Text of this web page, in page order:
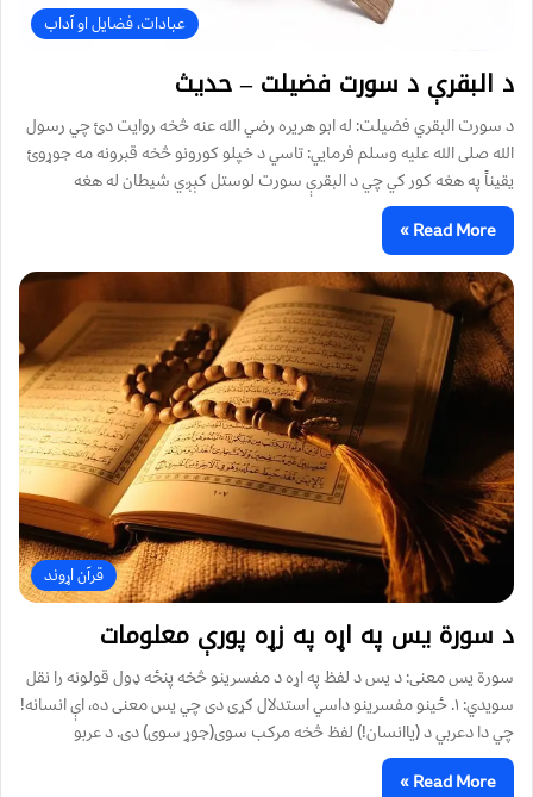
عبادات، فضایل او آداب
د البقرې د سورت فضيلت – حديث
د سورت البقري فضيلت: له ابو هريره رضي الله عنه څخه روايت دئ چي رسول
الله صلی الله عليه وسلم فرمايي: تاسي د خپلو کورونو څخه قبرونه مه جوړوئ
يقيناً په هغه کور کي چي د البقرې سورت لوستل کېږي شيطان له هغه
Read More »
قرآن اړوند
د سورة یس په اړه په زړه پورې معلومات
سورة یس معنی: د یس د لفظ په اړه د مفسرينو څخه پنځه ډول قولونه را نقل
سويدي: ۱. ځينو مفسرینو داسي استدلال کړی دی چي يس معنی ده، اې انسانه!
چي دا دعربي د (یاانسان!) لفظ څخه مرکب سوی(جوړ سوی) دی. د عربو
Read More »